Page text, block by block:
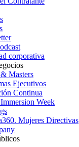
corporativa
Masters
Ejecutivos
Continua
Week
Mujeres Directivas